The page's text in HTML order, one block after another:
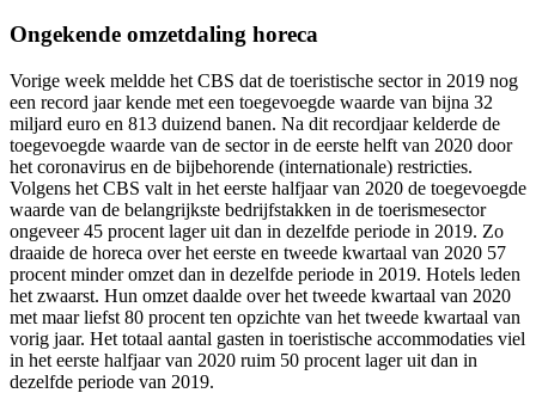
Ongekende omzetdaling horeca
Vorige week meldde het CBS dat de toeristische sector in 2019 nog
een record jaar kende met een toegevoegde waarde van bijna 32
miljard euro en 813 duizend banen. Na dit recordjaar kelderde de
toegevoegde waarde van de sector in de eerste helft van 2020 door
het coronavirus en de bijbehorende (internationale) restricties.
Volgens het CBS valt in het eerste halfjaar van 2020 de toegevoegde
waarde van de belangrijkste bedrijfstakken in de toerismesector
ongeveer 45 procent lager uit dan in dezelfde periode in 2019. Zo
draaide de horeca over het eerste en tweede kwartaal van 2020 57
procent minder omzet dan in dezelfde periode in 2019. Hotels leden
het zwaarst. Hun omzet daalde over het tweede kwartaal van 2020
met maar liefst 80 procent ten opzichte van het tweede kwartaal van
vorig jaar. Het totaal aantal gasten in toeristische accommodaties viel
in het eerste halfjaar van 2020 ruim 50 procent lager uit dan in
dezelfde periode van 2019.